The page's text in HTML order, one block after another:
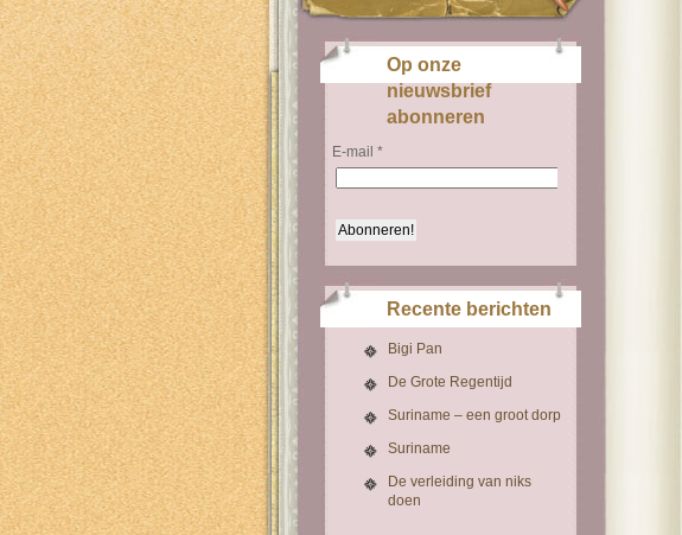
Op onze
nieuwsbrief
abonneren
E-mail *
Recente berichten
Bigi Pan
De Grote Regentijd
Suriname – een groot dorp
Suriname
De verleiding van niks
doen